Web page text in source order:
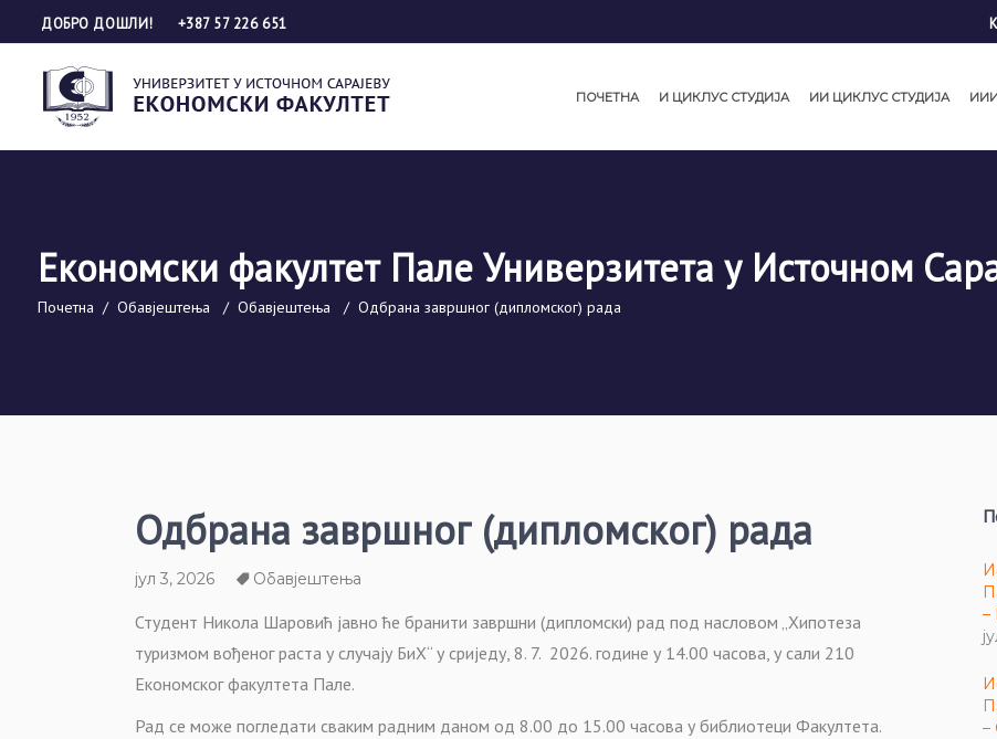
ДОБРО ДОШЛИ! +387 57 226 651
ПОЧЕТНА И ЦИКЛУС СТУДИЈА ИИ ЦИКЛУС СТУДИЈА
Економски факултет Пале Универзитета у Источном
Почетна / Обавјештења / Обавјештења / Одбрана завршног (дипломског) рада
Одбрана завршног (дипломског) рада
јул 3, 2026 Обавјештења
Студент Никола Шаровић јавно ће бранити завршни (дипломски) рад под насловом „Хипотеза
туризмом вођеног раста у случају БиХ“ у сриједу, 8. 7. 2026. године у 14.00 часова, у сали 210
Економског факултета Пале.
Рад се може погледати сваким радним даном од 8.00 до 15.00 часова у библиотеци Факултета.
–
–